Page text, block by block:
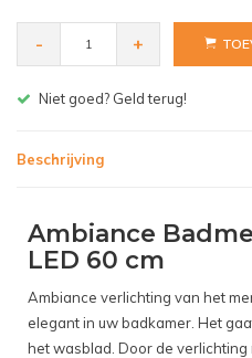
- +
Niet goed? Geld terug!
Beschrijving
Ambiance
LED 60 cm
Ambiance verlichting van het
elegant in uw badkamer. Het
het wasblad. Door de verlichting